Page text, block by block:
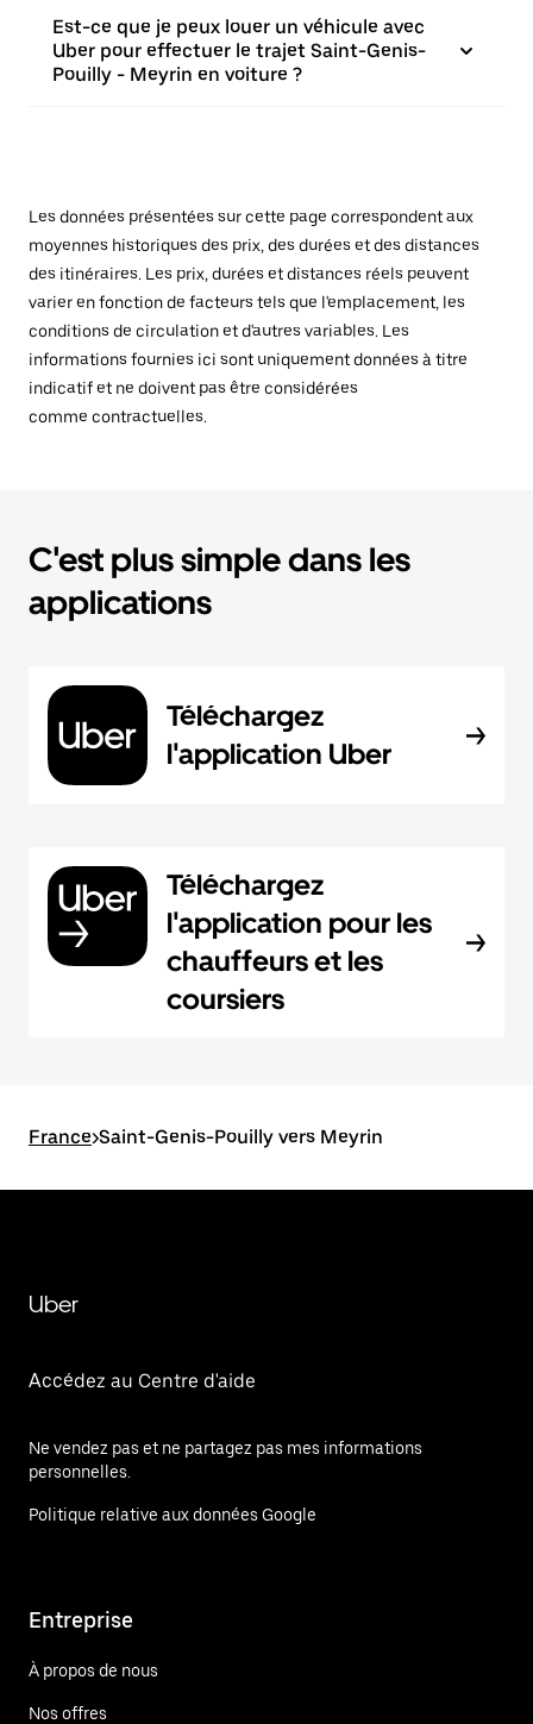
Est-ce que je peux louer un véhicule avec
Uber pour effectuer le trajet Saint-Genis-
Pouilly - Meyrin en voiture ?
Les données présentées sur cette page correspondent aux
moyennes historiques des prix, des durées et des distances
des itinéraires. Les prix, durées et distances réels peuvent
varier en fonction de facteurs tels que l'emplacement, les
conditions de circulation et d'autres variables. Les
informations fournies ici sont uniquement données à titre
indicatif et ne doivent pas être considérées
comme contractuelles.
C'est plus simple dans les
applications
Téléchargez
l'application Uber
Téléchargez
l'application pour les
chauffeurs et les
coursiers
France>Saint-Genis-Pouilly vers Meyrin
Uber
Accédez au Centre d'aide
Ne vendez pas et ne partagez pas mes informations
personnelles.
Politique relative aux données Google
Entreprise
À propos de nous
Nos offres